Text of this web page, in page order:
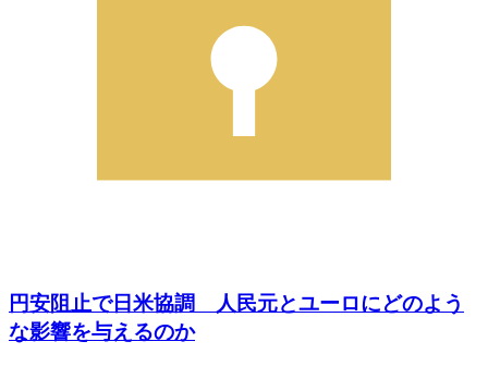
円安阻止で日米協調 人民元とユーロにどのよう
な影響を与えるのか